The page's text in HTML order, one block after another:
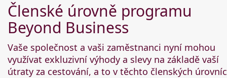
Členské úrovně programu
Beyond Business
Vaše společnost a vaši zaměstnanci nyní mohou
využívat exkluzivní výhody a slevy na základě vaší
útraty za cestování, a to v těchto členských